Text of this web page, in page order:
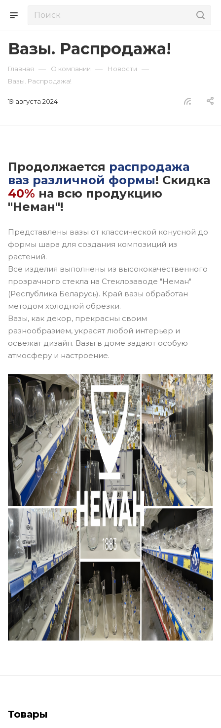
Вазы. Распродажа!
Главная — О компании — Новости —
Вазы. Распродажа!
19 августа 2024
Продолжается распродажа
ваз различной формы! Скидка
40% на всю продукцию
"Неман"!
Представлены вазы от классической конусной до
формы шара для создания композиций из
растений.
Все изделия выполнены из высококачественного
прозрачного стекла на Стеклозаводе "Неман"
(Республика Беларусь). Край вазы обработан
методом холодной обрезки.
Вазы, как декор, прекрасны своим
разнообразием, украсят любой интерьер и
освежат дизайн. Вазы в доме задают особую
атмосферу и настроение.
Товары